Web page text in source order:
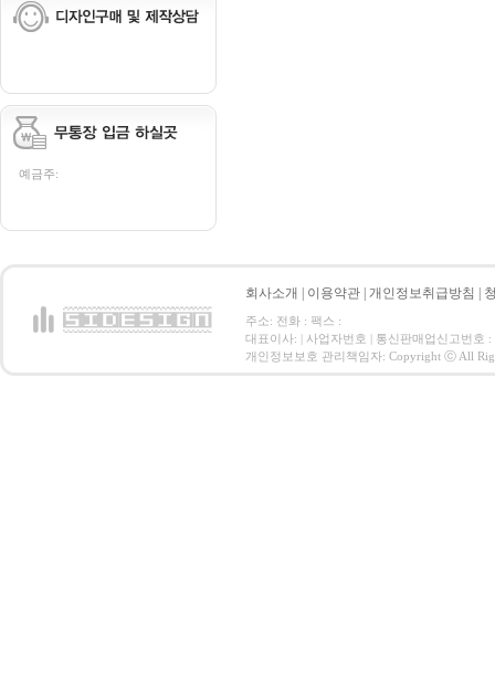
예금주:
회사소개 이용약관 개인정보취급방침
주소: 전화 : 팩스 :
대표이사: | 사업자번호 | 통신판매업신고번호 :
개인정보보호 관리책임자: Copyright ⓒ All